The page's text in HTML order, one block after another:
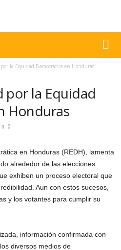
la Equidad Democrática en Honduras
por la Equidad
Honduras
0
en Honduras (REDH), lamenta
alrededor de las elecciones
exhiben un proceso electoral que
Aun con estos sucesos,
y los votantes para cumplir su
información confirmada con
diversos medios de